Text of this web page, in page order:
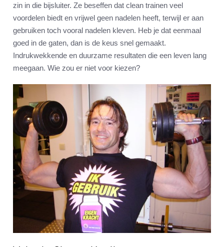
zin in die bijsluiter. Ze beseffen dat clean trainen veel
voordelen biedt en vrijwel geen nadelen heeft, terwijl er aan
gebruiken toch vooral nadelen kleven. Heb je dat eenmaal
goed in de gaten, dan is de keus snel gemaakt.
Indrukwekkende en duurzame resultaten die een leven lang
meegaan. Wie zou er niet voor kiezen?